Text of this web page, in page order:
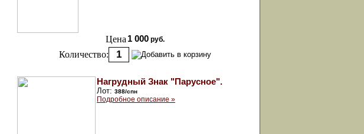
Цена 1 000 руб.
Количество:
Нагрудный Знак "Парусное".
Лот: 388/спн
Подробное описание »